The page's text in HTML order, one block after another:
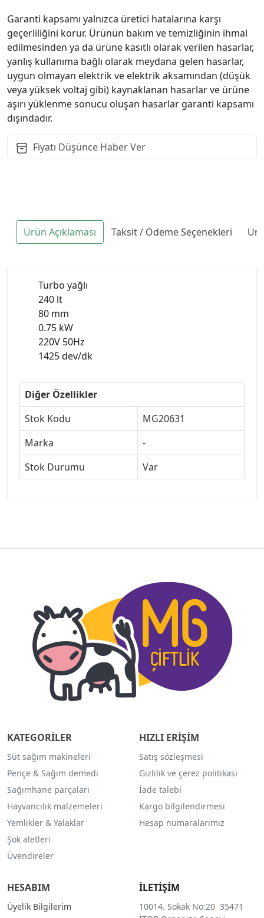
Garanti kapsamı yalnızca üretici hatalarına karşı
geçerliliğini korur. Ürünün bakım ve temizliğinin ihmal
edilmesinden ya da ürüne kasıtlı olarak verilen hasarlar,
yanlış kullanıma bağlı olarak meydana gelen hasarlar,
uygun olmayan elektrik ve elektrik aksamından (düşük
veya yüksek voltaj gibi) kaynaklanan hasarlar ve ürüne
aşırı yüklenme sonucu oluşan hasarlar garanti kapsamı
dışındadır.
Fiyatı Düşünce Haber Ver
Ürün Açıklaması Taksit / Ödeme Seçenekleri
Turbo yağlı
240 lt
80 mm
0.75 kW
220V 50Hz
1425 dev/dk
Diğer Özellikler
Stok Kodu
MG20631
Marka
-
Stok Durumu
Var
KATEGORİLER
Süt sağım makineleri
Pençe & Sağım demedi
Sağımhane parçaları
Hayvancılık malzemeleri
Yemlikler & Yalaklar
Şok aletleri
Üvendireler
HIZLI ERİŞİM
Satış sözleşmesi
Gizlilik ve çerez politikası
İade talebi
Kargo bilgilendirmesi
Hesap numaralarımız
HESABIM
Üyelik Bilgilerim
İLETİŞİM
10014. Sokak No:20 35471